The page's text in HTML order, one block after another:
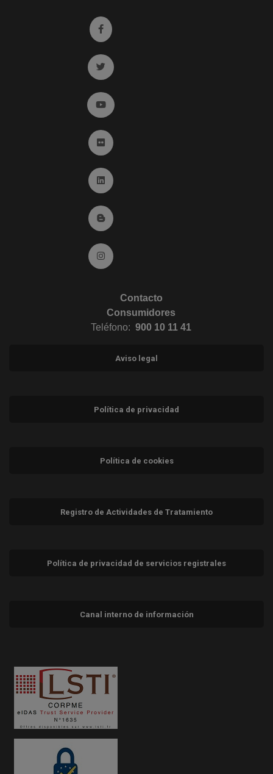
Ir a facebook (abre en ventana nueva)
Ir a twitter (abre en ventana nueva)
Ir a YouTube (abre en ventana nueva)
Ir a Flickr (abre en ventana nueva)
Ir a Linkedin (abre en ventana nueva)
Ir al Blog (abre en ventana nueva)
Ir a Instagram (abre en ventana nueva)
Contacto
Consumidores
Teléfono: 900 10 11 41
Aviso legal
Política de privacidad
Política de cookies
Registro de Actividades de Tratamiento
Política de privacidad de servicios registrales
Canal interno de información